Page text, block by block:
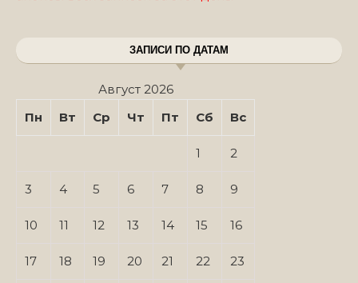
ЗАПИСИ ПО ДАТАМ
Август 2026
Пн
Вт Ср Чт Пт Сб Вс
1 2
3 4 5 6 7 8 9
10 11 12 13 14 15 16
17 18 19 20 21 22 23